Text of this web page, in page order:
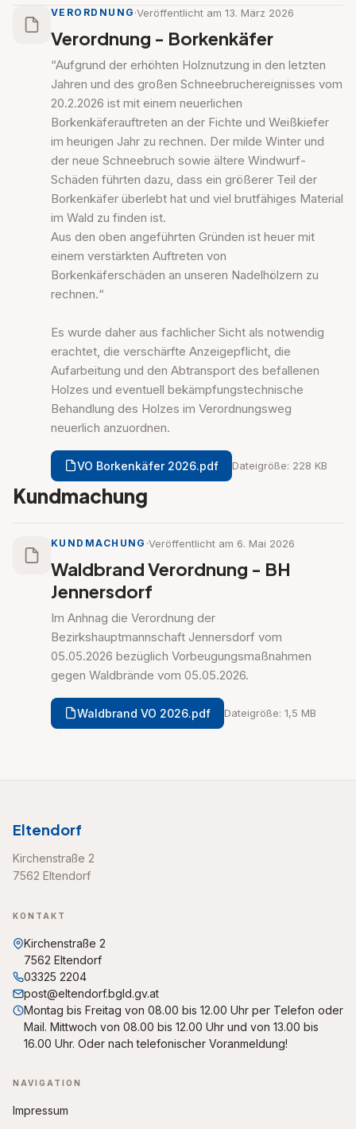
VERORDNUNG ·Veröffentlicht am 13. März 2026
Verordnung - Borkenkäfer
“Aufgrund der erhöhten Holznutzung in den letzten
Jahren und des großen Schneebruchereignisses vom
20.2.2026 ist mit einem neuerlichen
Borkenkäferauftreten an der Fichte und Weißkiefer
im heurigen Jahr zu rechnen. Der milde Winter und
der neue Schneebruch sowie ältere Windwurf-
Schäden führten dazu, dass ein größerer Teil der
Borkenkäfer überlebt hat und viel brutfähiges Material
im Wald zu finden ist.
Aus den oben angeführten Gründen ist heuer mit
einem verstärkten Auftreten von
Borkenkäferschäden an unseren Nadelhölzern zu
rechnen.“
Es wurde daher aus fachlicher Sicht als notwendig
erachtet, die verschärfte Anzeigepflicht, die
Aufarbeitung und den Abtransport des befallenen
Holzes und eventuell bekämpfungstechnische
Behandlung des Holzes im Verordnungsweg
neuerlich anzuordnen.
VO Borkenkäfer 2026.pdf Dateigröße: 228 KB
Kundmachung
KUNDMACHUNG ·Veröffentlicht am 6. Mai 2026
Waldbrand Verordnung - BH
Jennersdorf
Im Anhnag die Verordnung der
Bezirkshauptmannschaft Jennersdorf vom
05.05.2026 bezüglich Vorbeugungsmaßnahmen
gegen Waldbrände vom 05.05.2026.
Waldbrand VO 2026.pdf Dateigröße: 1,5 MB
Eltendorf
Kirchenstraße 2
7562 Eltendorf
KONTAKT
Kirchenstraße 2
7562 Eltendorf
03325 2204
post@eltendorf.bgld.gv.at
Montag bis Freitag von 08.00 bis 12.00 Uhr per Telefon oder
Mail. Mittwoch von 08.00 bis 12.00 Uhr und von 13.00 bis
16.00 Uhr. Oder nach telefonischer Voranmeldung!
NAVIGATION
Impressum